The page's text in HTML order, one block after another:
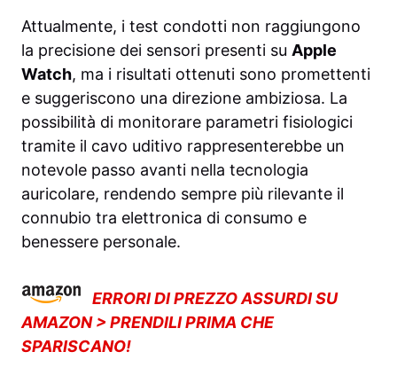
Attualmente, i test condotti non raggiungono
la precisione dei sensori presenti su Apple
Watch, ma i risultati ottenuti sono promettenti
e suggeriscono una direzione ambiziosa. La
possibilità di monitorare parametri fisiologici
tramite il cavo uditivo rappresenterebbe un
notevole passo avanti nella tecnologia
auricolare, rendendo sempre più rilevante il
connubio tra elettronica di consumo e
benessere personale.
ERRORI DI PREZZO ASSURDI SU
AMAZON > PRENDILI PRIMA CHE
SPARISCANO!